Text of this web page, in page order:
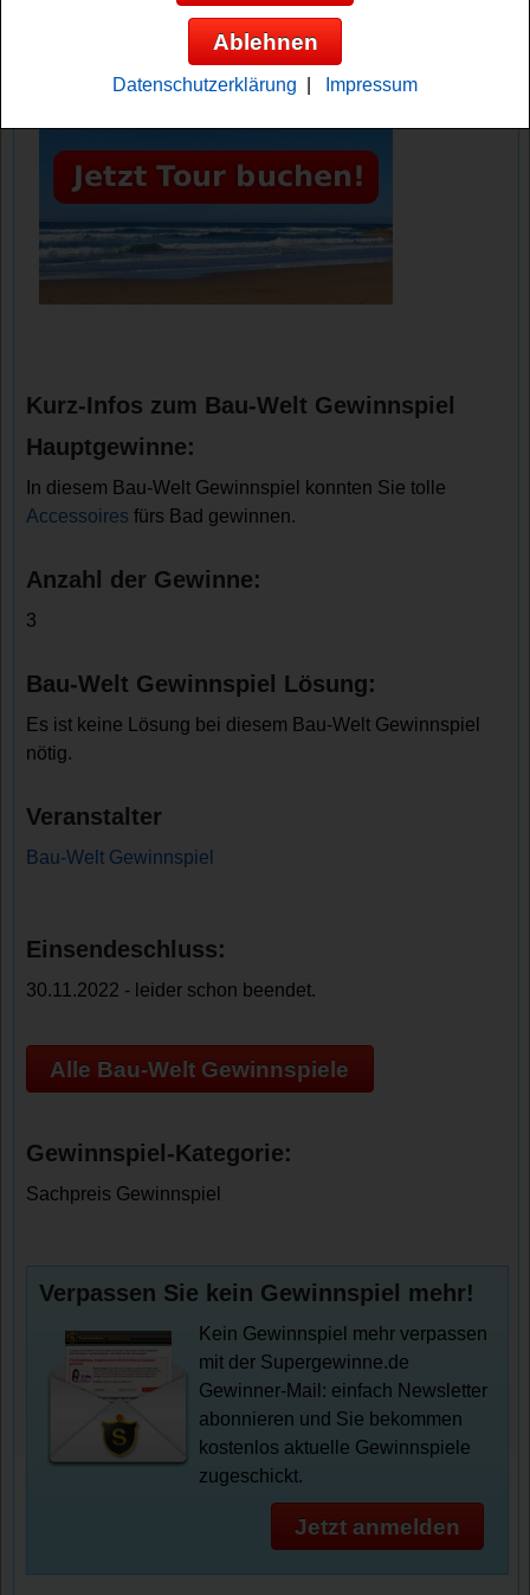
Kurz-Infos zum Bau-Welt Gewinnspiel
Hauptgewinne:
In diesem Bau-Welt Gewinnspiel konnten Sie tolle
Accessoires fürs Bad gewinnen.
Anzahl der Gewinne:
3
Bau-Welt Gewinnspiel Lösung:
Es ist keine Lösung bei diesem Bau-Welt Gewinnspiel
nötig.
Veranstalter
Bau-Welt Gewinnspiel
Einsendeschluss:
30.11.2022 - leider schon beendet.
Alle Bau-Welt Gewinnspiele
Gewinnspiel-Kategorie:
Sachpreis Gewinnspiel
Verpassen Sie kein Gewinnspiel mehr!
Kein Gewinnspiel mehr verpassen
mit der Supergewinne.de
Gewinner-Mail: einfach Newsletter
abonnieren und Sie bekommen
kostenlos aktuelle Gewinnspiele
zugeschickt.
Jetzt anmelden
Ablehnen
Datenschutzerklärung Impressum